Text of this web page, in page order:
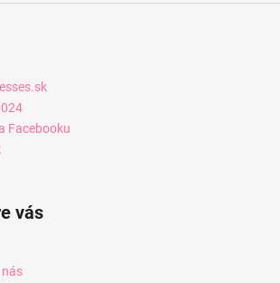
Facebooku
vás